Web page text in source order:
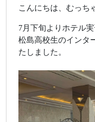
7月下旬よりホテル
松島高校生のインタ
たしました。